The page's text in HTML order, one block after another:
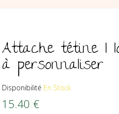
Attache tétine I
à personnaliser
Disponibilité En Stock
15.40 €